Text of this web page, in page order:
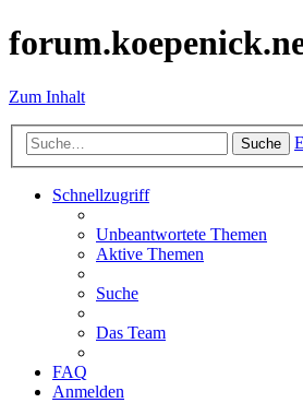
Zum Inhalt
Suche
Schnellzugriff
Unbeantwortete Themen
Aktive Themen
Suche
Das Team
FAQ
Anmelden